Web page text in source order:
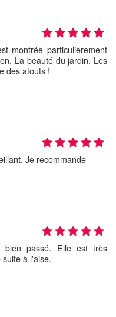
montrée particulièrement
La beauté du jardin. Les
des atouts !
Je recommande
bien passé. Elle est très
à l'aise.